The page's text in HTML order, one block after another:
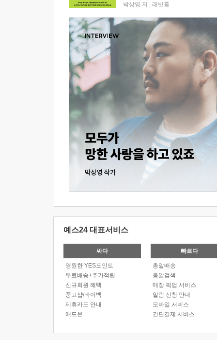
박상영 저 래빗홀
예스24 대표서비스
싸다
영원한 YES포인트
무료배송+추가적립
신규회원 혜택
중고샵/바이백
제휴카드 안내
애드온
빠르다
총알배송
총알검색
매장 픽업 서비스
알림 신청 안내
모바일 서비스
간편결제 서비스